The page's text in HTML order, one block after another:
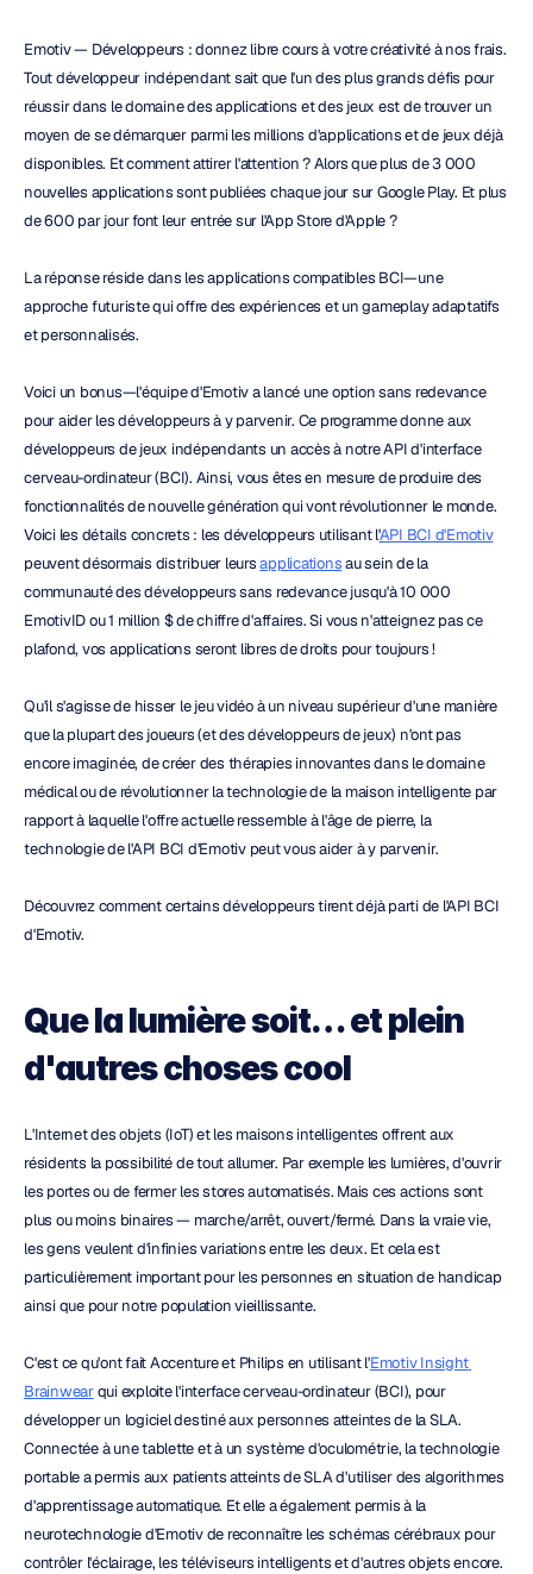
Emotiv — Développeurs : donnez libre cours à votre créativité à nos frais.
Tout développeur indépendant sait que l'un des plus grands défis pour
réussir dans le domaine des applications et des jeux est de trouver un
moyen de se démarquer parmi les millions d'applications et de jeux déjà
disponibles. Et comment attirer l'attention ? Alors que plus de 3 000
nouvelles applications sont publiées chaque jour sur Google Play. Et plus
de 600 par jour font leur entrée sur l'App Store d'Apple ?
La réponse réside dans les applications compatibles BCI—une
approche futuriste qui offre des expériences et un gameplay adaptatifs
et personnalisés.
Voici un bonus—l'équipe d'Emotiv a lancé une option sans redevance
pour aider les développeurs à y parvenir. Ce programme donne aux
développeurs de jeux indépendants un accès à notre API d'interface
cerveau-ordinateur (BCI). Ainsi, vous êtes en mesure de produire des
fonctionnalités de nouvelle génération qui vont révolutionner le monde.
Voici les détails concrets : les développeurs utilisant l'API BCI d'Emotiv
peuvent désormais distribuer leurs applications au sein de la
communauté des développeurs sans redevance jusqu'à 10 000
EmotivID ou 1 million $ de chiffre d'affaires. Si vous n'atteignez pas ce
plafond, vos applications seront libres de droits pour toujours !
Qu'il s'agisse de hisser le jeu vidéo à un niveau supérieur d'une manière
que la plupart des joueurs (et des développeurs de jeux) n'ont pas
encore imaginée, de créer des thérapies innovantes dans le domaine
médical ou de révolutionner la technologie de la maison intelligente par
rapport à laquelle l'offre actuelle ressemble à l'âge de pierre, la
technologie de l'API BCI d'Emotiv peut vous aider à y parvenir.
Découvrez comment certains développeurs tirent déjà parti de l'API BCI
d'Emotiv.
Que la lumière soit… et plein
d'autres choses cool
L'Internet des objets (IoT) et les maisons intelligentes offrent aux
résidents la possibilité de tout allumer. Par exemple les lumières, d'ouvrir
les portes ou de fermer les stores automatisés. Mais ces actions sont
plus ou moins binaires — marche/arrêt, ouvert/fermé. Dans la vraie vie,
les gens veulent d'infinies variations entre les deux. Et cela est
particulièrement important pour les personnes en situation de handicap
ainsi que pour notre population vieillissante.
C'est ce qu'ont fait Accenture et Philips en utilisant l'Emotiv Insight
Brainwear qui exploite l'interface cerveau-ordinateur (BCI), pour
développer un logiciel destiné aux personnes atteintes de la SLA.
Connectée à une tablette et à un système d'oculométrie, la technologie
portable a permis aux patients atteints de SLA d'utiliser des algorithmes
d'apprentissage automatique. Et elle a également permis à la
neurotechnologie d'Emotiv de reconnaître les schémas cérébraux pour
contrôler l'éclairage, les téléviseurs intelligents et d'autres objets encore.